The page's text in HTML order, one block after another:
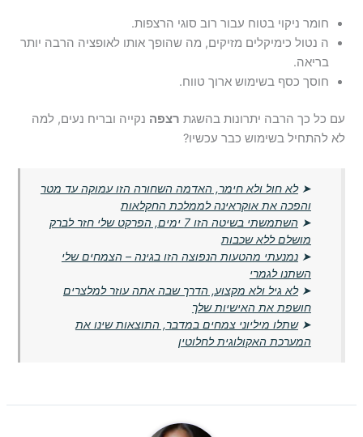
חומר ניקוי בטוח עבור רוב סוגי הרצפות.
ה נטול כימיקלים מזיקים, מה שהופך אותו לאופציה הרבה יותר
בריאה.
חוסך כסף בשימוש ארוך טווח.
עם כל כך הרבה יתרונות בהשגת רצפה נקייה ובריח נעים, למה
לא להתחיל בשימוש כבר עכשיו?
➤לא חול ולא חימר, האדמה השחורה הזו עמוקה עד מטר
והפכה את אוקראינה לממלכת החקלאות
➤
השתמשתי בשיטה הזו 7 ימים, הפרקט שלי חזר לברק
מושלם ללא שכבות
➤נמנעתי מהטעות הנפוצה הזו בגינה – הצמחים שלי
השתנו לגמרי
➤לא גיל ולא מקצוע, הדרך שבה אתה עוזר למלצרים
חושפת את האישיות שלך
➤שתלו מיליוני צמחים במדבר, התוצאות שינו את
המערכת האקולוגית לחלוטין